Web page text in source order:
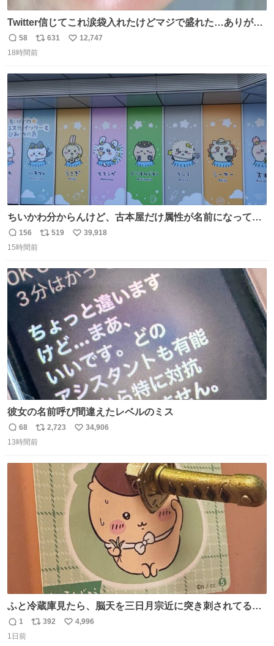
Twitter信じてこれ涙袋入れたけどマジで盛れた…ありがと
う…
返
信
58
リ
ポ
ト
数
631
い
数
12,747
18時間前
ちいかわ分からんけど、古本屋だけ属性が名前になってる
のはどういうこと？
返
信
156
リ
ト
数
519
い
数
39,918
15時間前
彼女の名前呼び間違えたレベルのミス
返
信
68
リ
ポ
ト
数
2,723
い
数
34,906
13時間前
ふと冷蔵庫見たら、脳天を三日月宗近に突き刺されてるく
りまんじゅうパイセンが
返
信
1
リ
392
い
4,996
1日前